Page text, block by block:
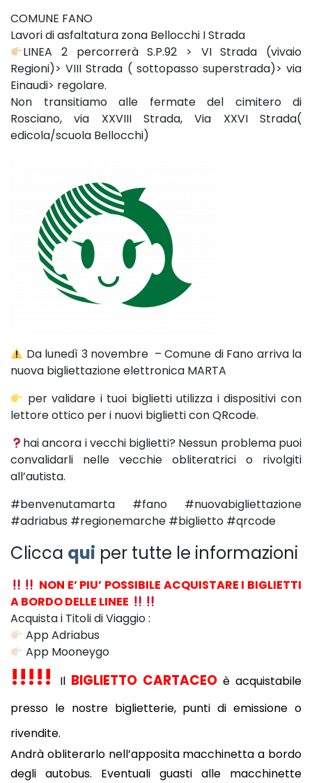
COMUNE FANO
Lavori di asfaltatura zona Bellocchi I Strada
LINEA 2 percorrerà S.P.92 > VI Strada (vivaio
Regioni)> VIII Strada ( sottopasso superstrada)> via
Einaudi> regolare.
Non transitiamo alle fermate del cimitero di
Rosciano, via XXVIII Strada, Via XXVI Strada(
edicola/scuola Bellocchi)
Da lunedì 3 novembre – Comune di Fano arriva la
nuova bigliettazione elettronica MARTA
per validare i tuoi biglietti utilizza i dispositivi con
lettore ottico per i nuovi biglietti con QRcode.
hai ancora i vecchi biglietti? Nessun problema puoi
convalidarli nelle vecchie obliteratrici o rivolgiti
all’autista.
#benvenutamarta #fano #nuovabigliettazione
#adriabus #regionemarche #biglietto #qrcode
Clicca qui per tutte le informazioni
NON E’ PIU’ POSSIBILE ACQUISTARE I BIGLIETTI
A BORDO DELLE LINEE
Acquista i Titoli di Viaggio :
App Adriabus
App Mooneygo
!!!!! Il BIGLIETTO CARTACEO è acquistabile
presso le nostre biglietterie, punti di emissione o
rivendite.
Andrà obliterarlo nell’apposita macchinetta a bordo
degli autobus. Eventuali guasti alle macchinette